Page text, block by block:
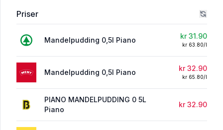
Priser
Mandelpudding 0,5l Piano kr 31.90
kr 63.80/l
Mandelpudding 0,5l Piano kr 32.90
kr 65.80/l
PIANO MANDELPUDDING 0 5L
Piano
kr 32.90